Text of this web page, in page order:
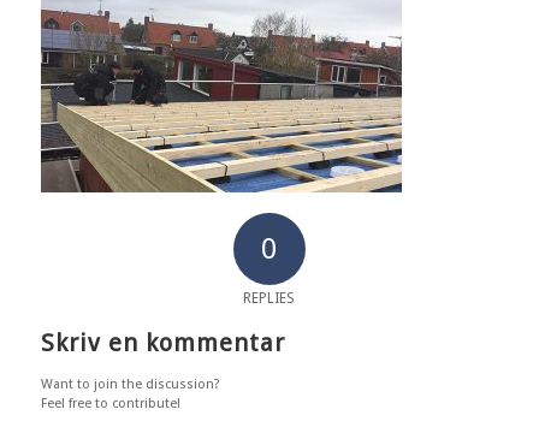
0
REPLIES
Skriv en kommentar
Want to join the discussion?
Feel free to contribute!